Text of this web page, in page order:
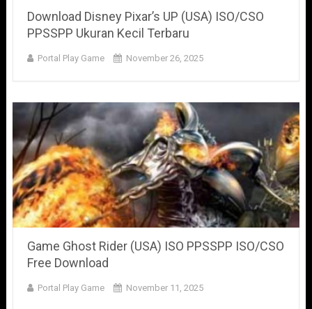
Download Disney Pixar’s UP (USA) ISO/CSO
PPSSPP Ukuran Kecil Terbaru
Portal Play Game November 26, 2025
Game Ghost Rider (USA) ISO PPSSPP ISO/CSO
Free Download
Portal Play Game November 11, 2025